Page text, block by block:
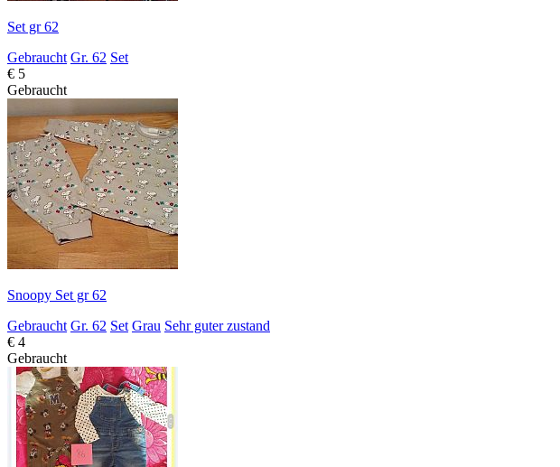
Set gr 62
Gebraucht Gr. 62 Set
€ 5
Gebraucht
Snoopy Set gr 62
Gebraucht Gr. 62 Set Grau Sehr guter zustand
€ 4
Gebraucht